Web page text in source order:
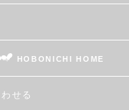
HOBONICHI HOME
せる